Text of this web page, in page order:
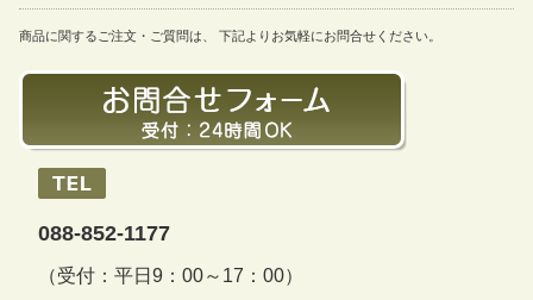
商品に関するご注文・ご質問は、 下記よりお気軽にお問合せください。
088-852-1177
（受付：平日9：00～17：00）